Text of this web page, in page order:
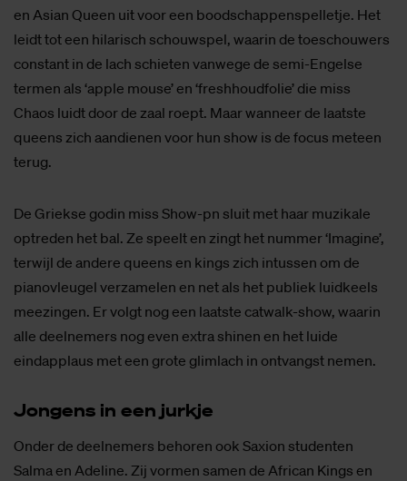
en Asian Queen uit voor een boodschappenspelletje. Het
leidt tot een hilarisch schouwspel, waarin de toeschouwers
constant in de lach schieten vanwege de semi-Engelse
termen als ‘apple mouse’ en ‘freshhoudfolie’ die miss
Chaos luidt door de zaal roept. Maar wanneer de laatste
queens zich aandienen voor hun show is de focus meteen
terug.
De Griekse godin miss Show-pn sluit met haar muzikale
optreden het bal. Ze speelt en zingt het nummer ‘Imagine’,
terwijl de andere queens en kings zich intussen om de
pianovleugel verzamelen en net als het publiek luidkeels
meezingen. Er volgt nog een laatste catwalk-show, waarin
alle deelnemers nog even extra shinen en het luide
eindapplaus met een grote glimlach in ontvangst nemen.
Jon­gens in een jurk­je
Onder de deelnemers behoren ook Saxion studenten
Salma en Adeline. Zij vormen samen de African Kings en